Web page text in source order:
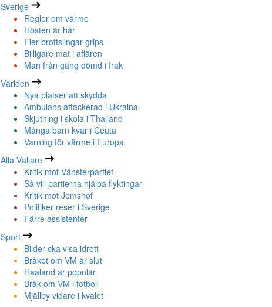
Sverige
Regler om värme
Hösten är här
Fler brottslingar grips
Billigare mat i affären
Man från gäng dömd i Irak
Världen
Nya platser att skydda
Ambulans attackerad i Ukraina
Skjutning i skola i Thailand
Många barn kvar i Ceuta
Varning för värme i Europa
Alla Väljare
Kritik mot Vänsterpartiet
Så vill partierna hjälpa flyktingar
Kritik mot Jomshof
Politiker reser i Sverige
Färre assistenter
Sport
Bilder ska visa idrott
Bråket om VM är slut
Haaland är populär
Bråk om VM i fotboll
Mjällby vidare i kvalet